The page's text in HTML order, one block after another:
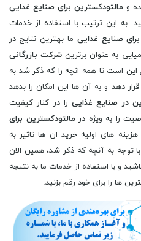
و مالتودکسترین برای صنایع غذایی
به این ترتیب با استفاده از خدمات
صنایع غذایی ما بهترین نتایج در
به عنوان برترین شرکت بازرگانی
این است تا همه انچه را که ذکر شد به
دهد و به آن ها این امکان را بدهد
در صنایع غذاییرا در کنار کیفیت
را به ویژه در مالتودکسترین برای
های اولیه خرید ان ها تاثیر به
با توجه به آنچه که ذکر شد، همین الان
و با استفاده از خدمات ما به نتیجه
ها را برای خود رقم بزنید.